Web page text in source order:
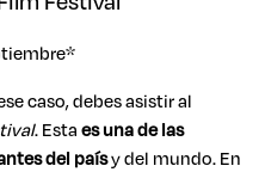
caso, debes asistir al
. Estaes una de las
del paísy del mundo. En